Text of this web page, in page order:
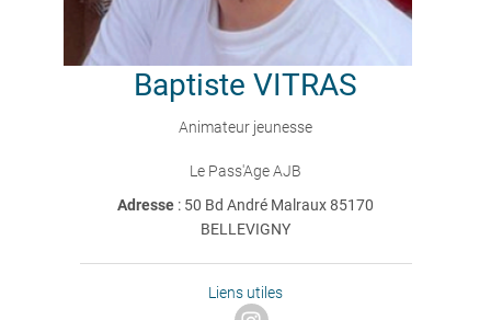
Baptiste VITRAS
Animateur jeunesse
Le Pass'Age AJB
Adresse : 50 Bd André Malraux 85170
BELLEVIGNY
Liens utiles